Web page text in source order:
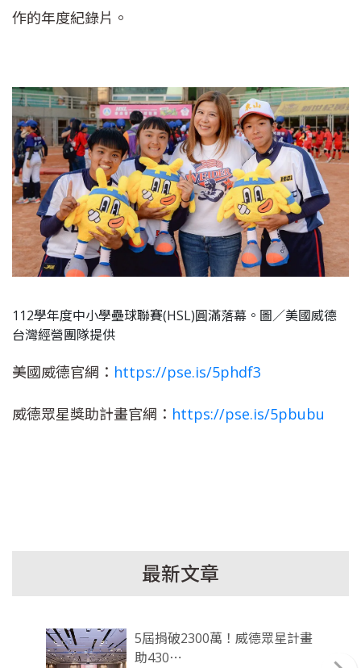
作的年度紀錄片。
112學年度中小學壘球聯賽(HSL)圓滿落幕。圖／美國威德
台灣經營團隊提供
美國威德官網： https://pse.is/5phdf3
威德眾星獎助計畫官網： https://pse.is/5pbubu
最新文章
5屆捐破2300萬！威德眾星計畫
助430⋯